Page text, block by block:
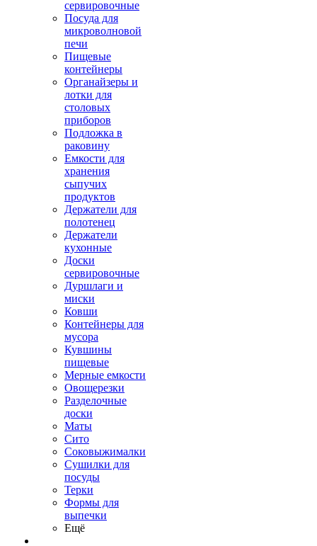
сервировочные
Посуда для
микроволновой
печи
Пищевые
контейнеры
Органайзеры и
лотки для
столовых
приборов
Подложка в
раковину
Емкости для
хранения
сыпучих
продуктов
Держатели для
полотенец
Держатели
кухонные
Доски
сервировочные
Дуршлаги и
миски
Ковши
Контейнеры для
мусора
Кувшины
пищевые
Мерные емкости
Овощерезки
Разделочные
доски
Маты
Сито
Соковыжималки
Сушилки для
посуды
Терки
Формы для
выпечки
Ещё